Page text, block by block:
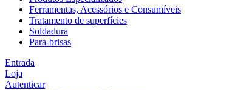
Ferramentas, Acessórios e Consumíveis
Tratamento de superfícies
Soldadura
Para-brisas
Entrada
Loja
Autenticar